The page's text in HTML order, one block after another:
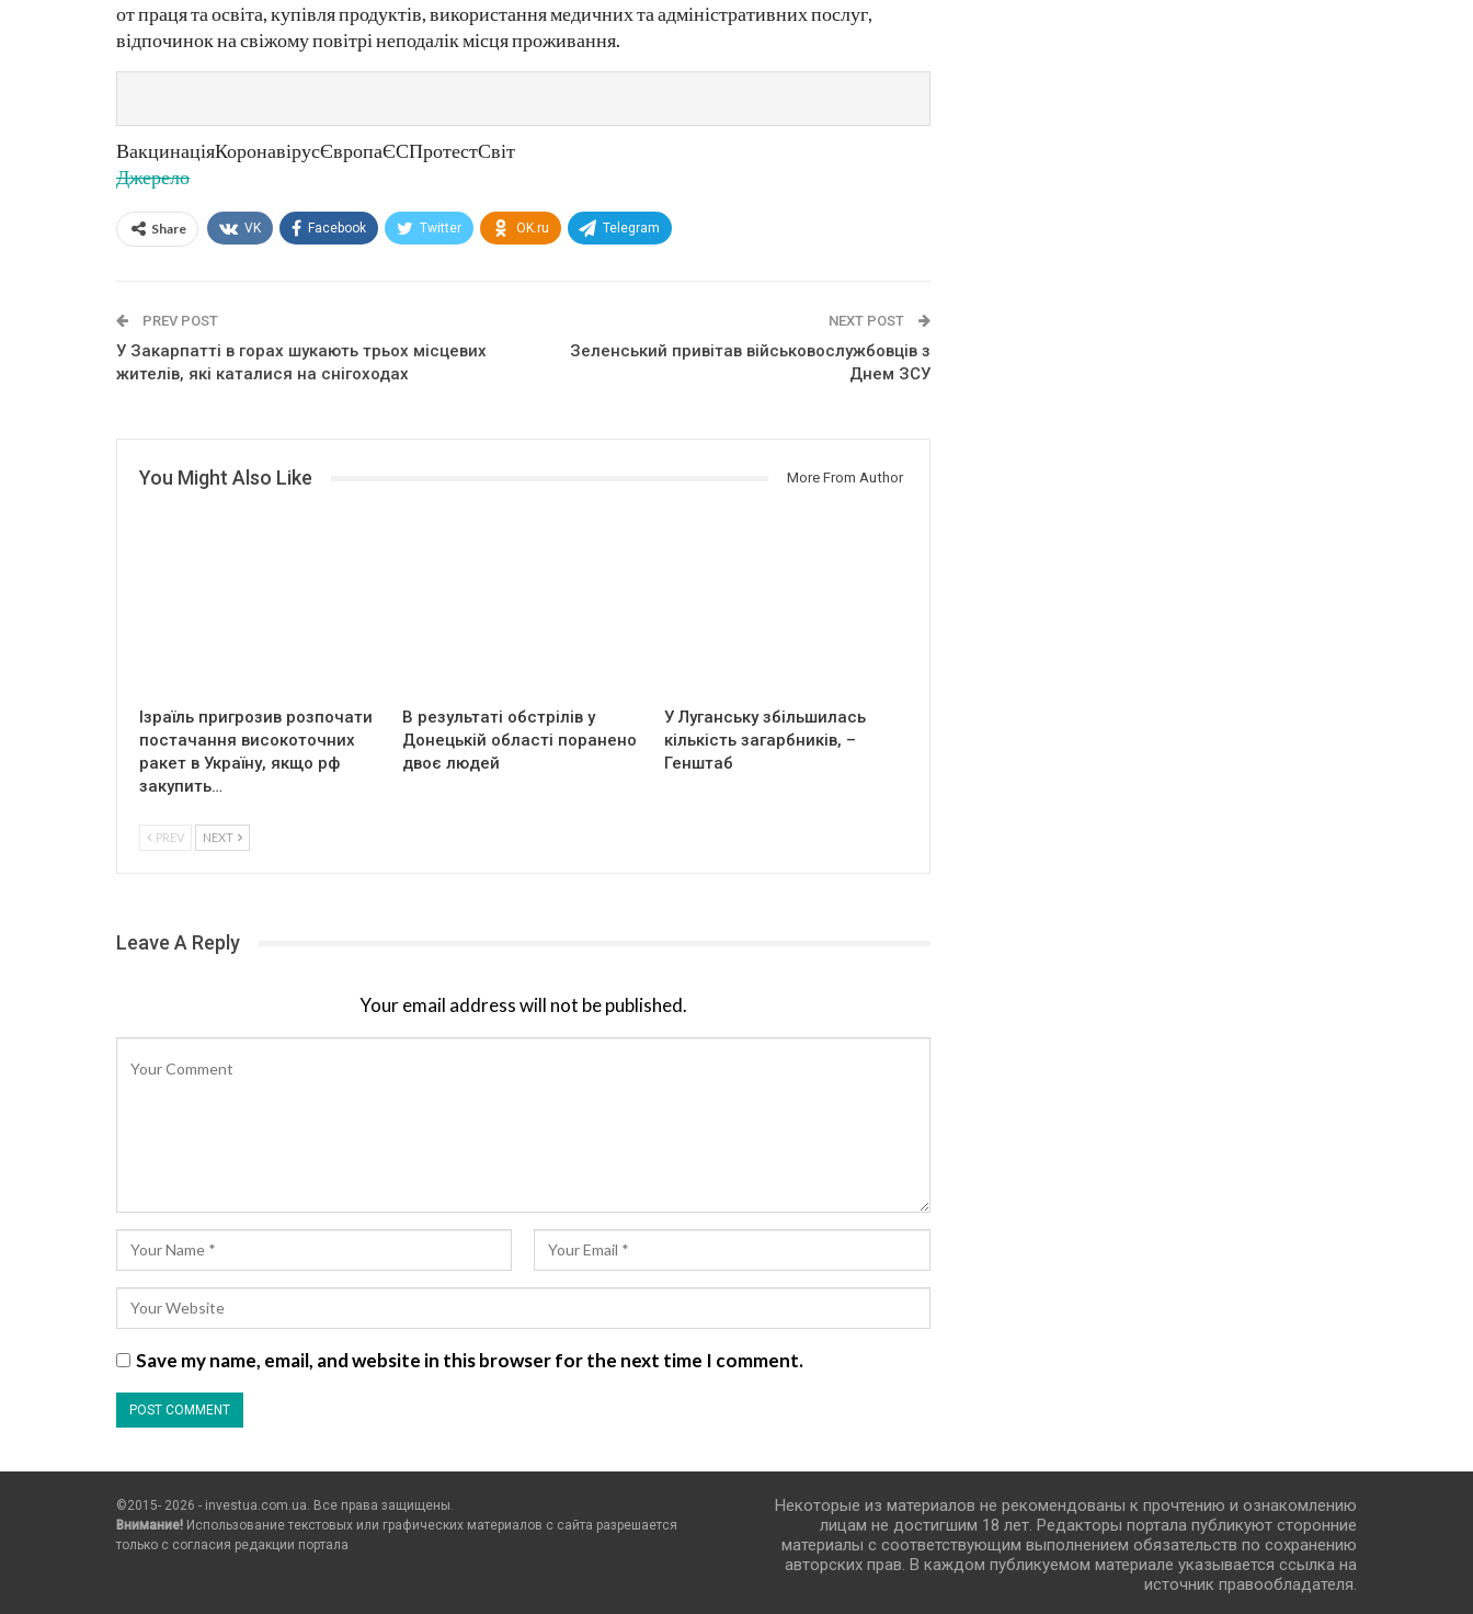
от праця та освіта, купівля продуктів, використання медичних та адміністративних послуг,
відпочинок на свіжому повітрі неподалік місця проживання.
ВакцинаціяКоронавірусЄвропаЄСПротестСвіт
Джерело
Share VK Facebook Twitter OK.ru Telegram
PREV POST
У Закарпатті в горах шукають трьох місцевих
жителів, які каталися на снігоходах
NEXT POST
Зеленський привітав військовослужбовців з
Днем ЗСУ
You Might Also Like More From Author
Ізраїль пригрозив розпочати
постачання високоточних
ракет в Україну, якщо рф
закупить…
В результаті обстрілів у
Донецькій області поранено
двоє людей
У Луганську збільшилась
кількість загарбників, –
Генштаб
PREV NEXT
Leave A Reply
Your email address will not be published.
Save my name, email, and website in this browser for the next time I comment.
©2015- 2026 - investua.com.ua. Все права защищены.
Внимание! Использование текстовых или графических материалов с сайта разрешается
только c согласия редакции портала
Некоторые из материалов не рекомендованы к прочтению и ознакомлению
лицам не достигшим 18 лет. Редакторы портала публикуют сторонние
материалы с соответствующим выполнением обязательств по сохранению
авторских прав. В каждом публикуемом материале указывается ссылка на
источник правообладателя.